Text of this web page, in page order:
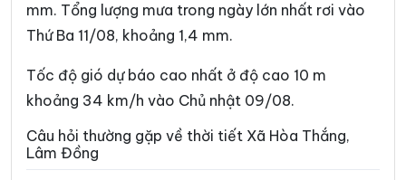
Xã Đắk Sắk Xã Đắk song
Xã Đam Rông 2 Xã Đam Rông 3
Xã Đinh Trang Thượng
mm. Tổng lượng mưa trong ngày lớn nhất rơi vào
Thứ Ba 11/08, khoảng 1,4 mm.
Tốc độ gió dự báo cao nhất ở độ cao 10 m
khoảng 34 km/h vào Chủ nhật 09/08.
Câu hỏi thường gặp về thời tiết Xã Hòa Thắng,
Lâm Đồng